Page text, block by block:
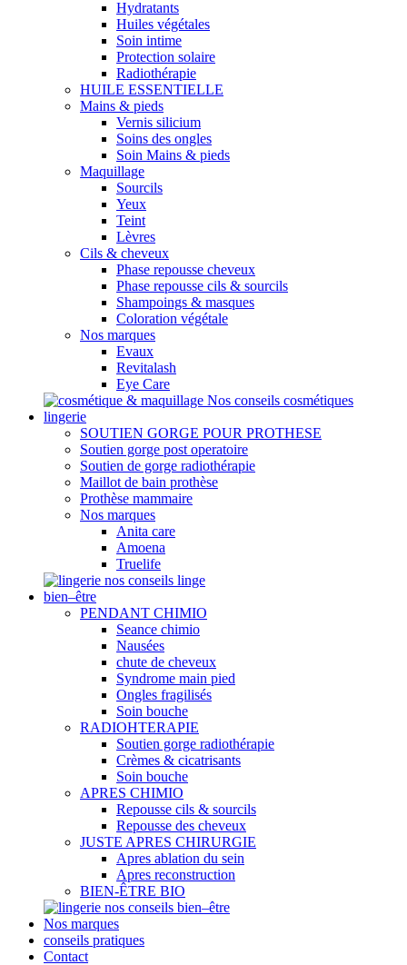
Hydratants
Huiles végétales
Soin intime
Protection solaire
Radiothérapie
HUILE ESSENTIELLE
Mains & pieds
Vernis silicium
Soins des ongles
Soin Mains & pieds
Maquillage
Sourcils
Yeux
Teint
Lèvres
Cils & cheveux
Phase repousse cheveux
Phase repousse cils & sourcils
Shampoings & masques
Coloration végétale
Nos marques
Evaux
Revitalash
Eye Care
Nos conseils cosmétiques
lingerie
SOUTIEN GORGE POUR PROTHESE
Soutien gorge post operatoire
Soutien de gorge radiothérapie
Maillot de bain prothèse
Prothèse mammaire
Nos marques
Anita care
Amoena
Truelife
nos conseils linge
bien–être
PENDANT CHIMIO
Seance chimio
Nausées
chute de cheveux
Syndrome main pied
Ongles fragilisés
Soin bouche
RADIOHTERAPIE
Soutien gorge radiothérapie
Crèmes & cicatrisants
Soin bouche
APRES CHIMIO
Repousse cils & sourcils
Repousse des cheveux
JUSTE APRES CHIRURGIE
Apres ablation du sein
Apres reconstruction
BIEN-ÊTRE BIO
nos conseils bien–être
Nos marques
conseils pratiques
Contact